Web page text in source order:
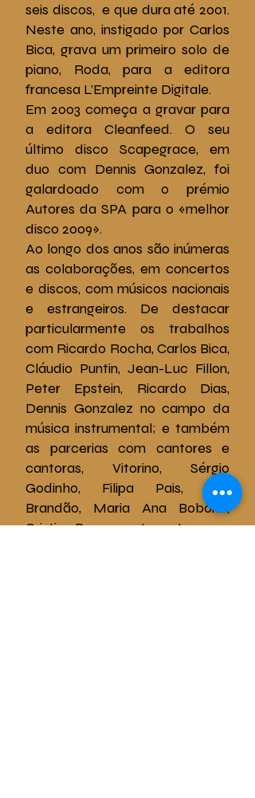
seis discos, e que dura até 2001.
Neste ano, instigado por Carlos
Bica, grava um primeiro solo de
piano, Roda, para a editora
francesa L’Empreinte Digitale.
Em 2003 começa a gravar para
a editora Cleanfeed. O seu
último disco Scapegrace, em
duo com Dennis Gonzalez, foi
galardoado com o prémio
Autores da SPA para o «melhor
disco 2009».
Ao longo dos anos são inúmeras
as colaborações, em concertos
e discos, com músicos nacionais
e estrangeiros. De destacar
particularmente os trabalhos
com Ricardo Rocha, Carlos Bica,
Cláudio Puntin, Jean-Luc Fillon,
Peter Epstein, Ricardo Dias,
Dennis Gonzalez no campo da
música instrumental; e também
as parcerias com cantores e
cantoras, Vitorino, Sérgio
Godinho, Filipa Pais, Ana
Brandão, Maria Ana Bobone,
Cristina Branco, entre outros.